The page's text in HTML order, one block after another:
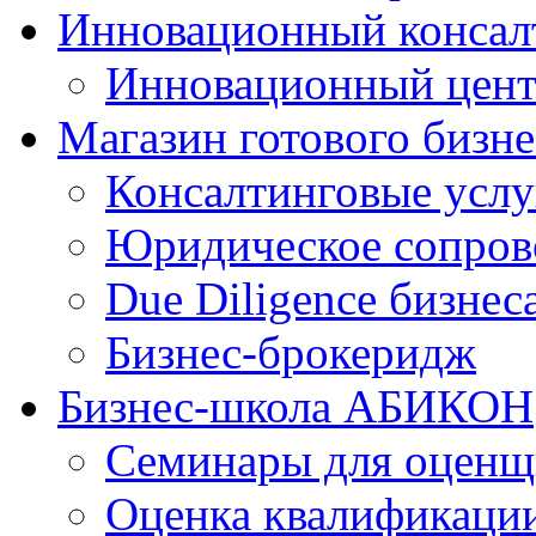
Инновационный
Инновационный
Магазин готового
Консалтинговые
Юридическое
Due Diligence
Бизнес-брокеридж
Бизнес-школа АБИКОН
Семинары для
Оценка